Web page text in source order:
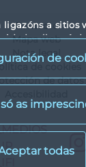
ligazóns a sitios
alleas á da
a eles, vostede
e as súas
de
Contacto
Mapa web
Nota legal
de cookies
de datos